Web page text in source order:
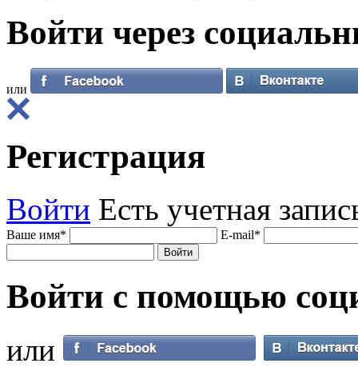
Войти через
или
Регистрация
Войти Есть учетная
Ваше имя* E-mail*
Войти с помощью
или